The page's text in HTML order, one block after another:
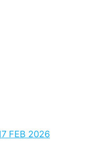
FEB 2026